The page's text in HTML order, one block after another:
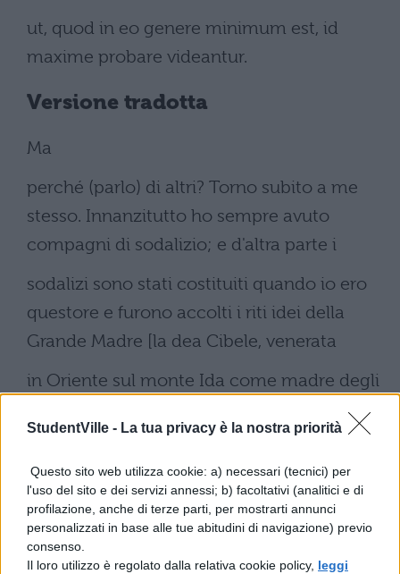
StudentVille - La tua privacy è la nostra priorità
Questo sito web utilizza cookie: a) necessari (tecnici) per
l'uso del sito e dei servizi annessi; b) facoltativi (analitici e di
profilazione, anche di terze parti, per mostrarti annunci
personalizzati in base alle tue abitudini di navigazione) previo
consenso.
Il loro utilizzo è regolato dalla relativa cookie policy, leggi
ut, quod in eo genere minimum est, id
maxime probare videantur.
Versione tradotta
Ma
perché (parlo) di altri? Torno subito a me
stesso. Innanzitutto ho sempre avuto
compagni di sodalizio; e d'altra parte i
sodalizi sono stati costituiti quando io ero
questore e furono accolti i riti idei della
Grande Madre [la dea Cibele, venerata
in Oriente sul monte Ida come madre degli
dei, il cui culto venne introdotto a Roma
perché si credeva che solo in tal modo
Annibale sarebbe stato sconfitto].
Banchettavo dunque con i miei compagni
in maniera molto parca, ma vi era un certo
ardore